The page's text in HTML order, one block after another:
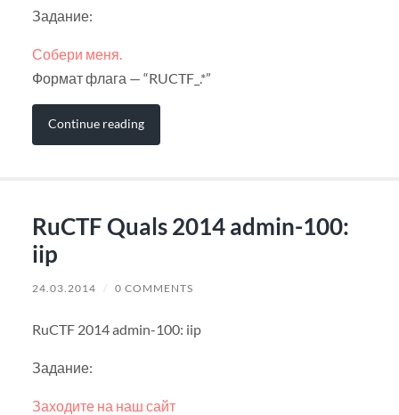
Задание:
Собери меня.
Формат флага — “RUCTF_.*”
Continue reading
RuCTF Quals 2014 admin-100:
iip
24.03.2014 / 0 COMMENTS
RuCTF 2014 admin-100: iip
Задание:
Заходите на наш сайт